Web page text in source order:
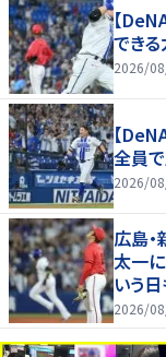
【
でき
2026/
【
全員
2026/
広島
太一に
いう
サヨ
2026/